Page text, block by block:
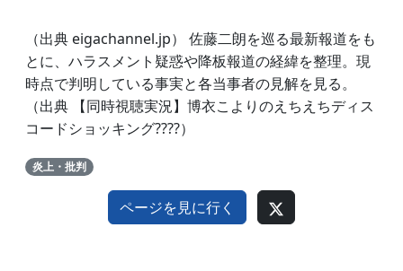
（出典 eigachannel.jp） 佐藤二朗を巡る最新報道をも
とに、ハラスメント疑惑や降板報道の経緯を整理。現
時点で判明している事実と各当事者の見解を見る。
（出典 【同時視聴実況】博衣こよりのえちえちディス
コードショッキング????）
炎上・批判
ページを見に行く